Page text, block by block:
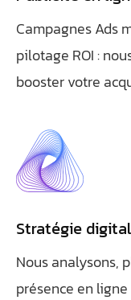
Campagnes Ads
pilotage ROI :
booster votre
Stratégie
Nous analysons,
présence en